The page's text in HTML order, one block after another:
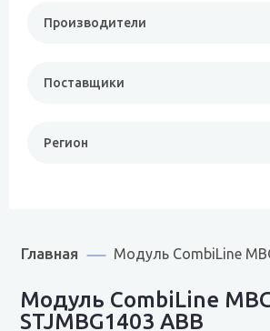
Производители
Поставщики
Регион
Главная Модуль CombiLine
Модуль CombiLine
STJMBG1403 ABB